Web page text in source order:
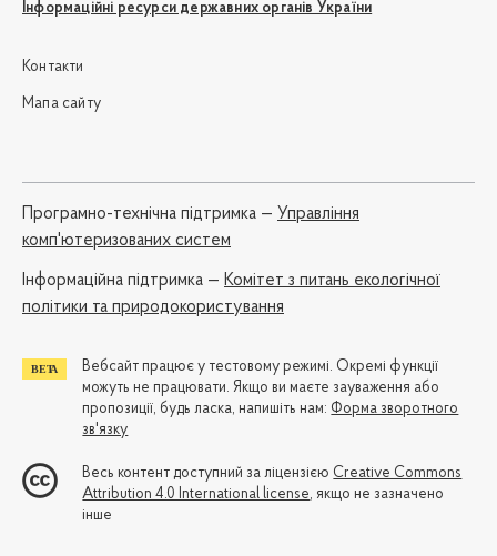
Інформаційні ресурси державних органів України
Контакти
Мапа сайту
Програмно-технічна підтримка — Управління
комп'ютеризованих систем
Iнформаційна підтримка — Комітет з питань екологічної
політики та природокористування
Вебсайт працює у тестовому режимі. Окремі функції
можуть не працювати. Якщо ви маєте зауваження або
пропозиції, будь ласка, напишіть нам: Форма зворотного
зв'язку
Весь контент доступний за ліцензією Creative Commons
Attribution 4.0 International license, якщо не зазначено
інше